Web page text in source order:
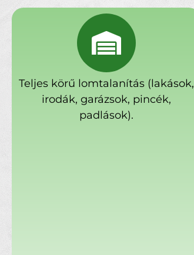
Teljes körű lomtalanítás (lakások,
irodák, garázsok, pincék,
padlások).